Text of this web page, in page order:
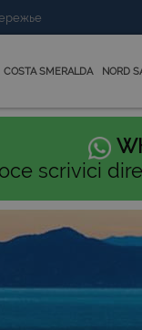
COSTA SMERALDA NORD
scrivici